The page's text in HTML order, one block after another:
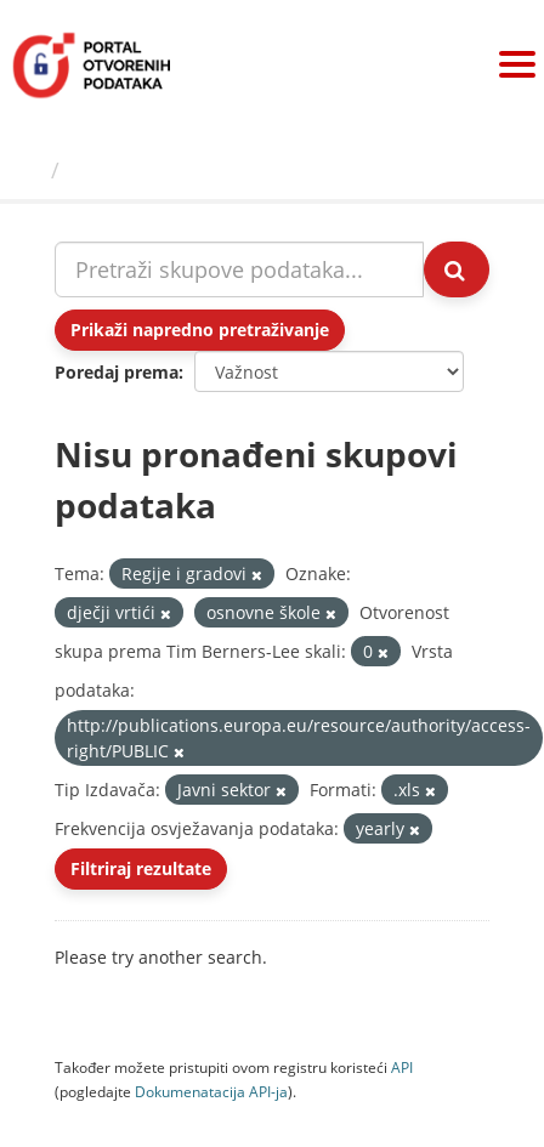
sadržaj
Prikaži napredno pretraživanje
Poredaj prema
Nisu pronađeni skupovi
podataka
Tema: Regije i gradovi
Oznake:
dječji vrtići
osnovne škole
Otvorenost
skupa prema Tim Berners-Lee skali:
0
Vrsta
podataka:
http://publications.europa.eu/resource/authority/access-
right/PUBLIC
Tip Izdavača:
Javni sektor Formati:
.xls
Frekvencija osvježavanja podataka:
yearly
Filtriraj rezultate
Please try another search.
Također možete pristupiti ovom registru koristeći API
(pogledajte Dokumenаtаcijа API-jа).